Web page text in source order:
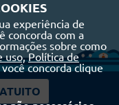
experiência de
concorda com a
sobre como
uso, Política de
você concorda clique